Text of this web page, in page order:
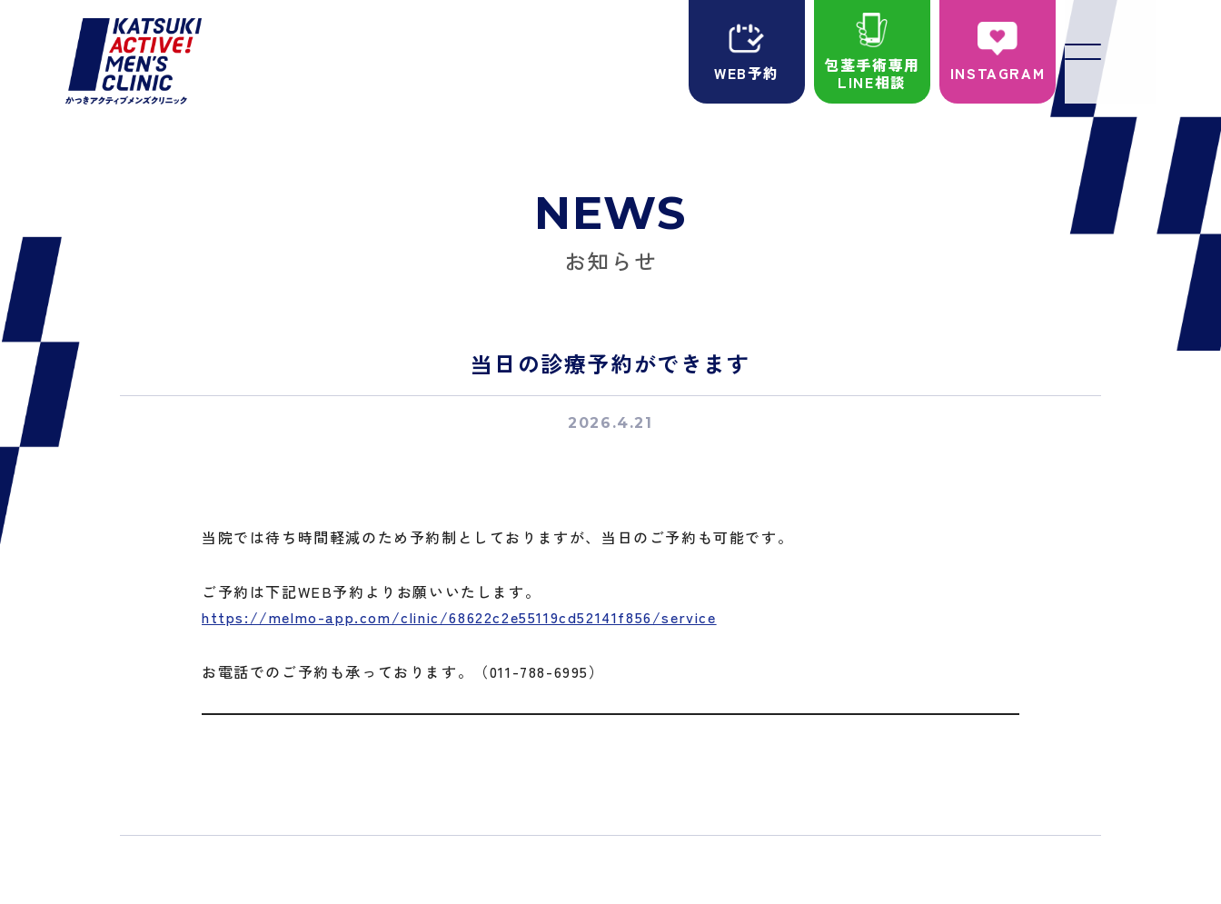
WEB予約 包茎手術専用
LINE相談 INSTAGRAM
NEWS
お知らせ
当日の診療予約ができます
2026.4.21
当院では待ち時間軽減のため予約制としておりますが、当日のご予約も可能です。
ご予約は下記WEB予約よりお願いいたします。
https://melmo-app.com/clinic/68622c2e55119cd52141f856/service
お電話でのご予約も承っております。（011-788-6995）